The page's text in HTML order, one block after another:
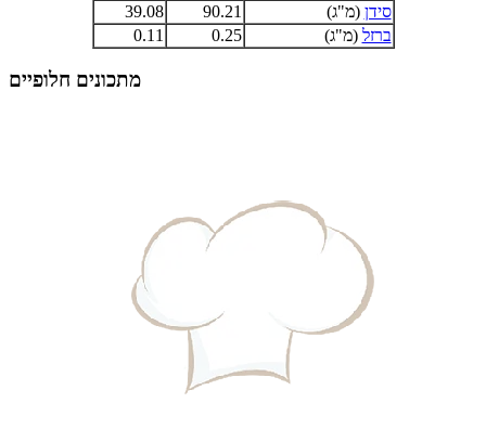
סידן (מ"ג) 90.21
39.08
ברזל (מ"ג) 0.25
0.11
מתכונים חלופיים